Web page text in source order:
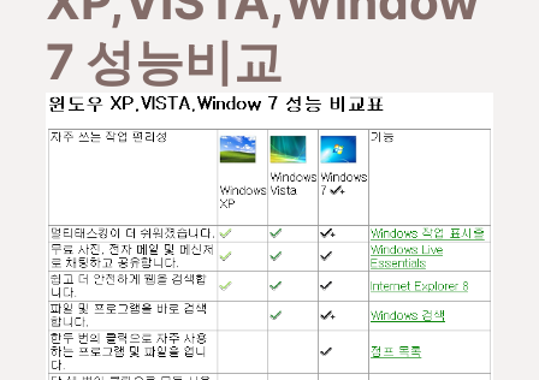
7 성능비교